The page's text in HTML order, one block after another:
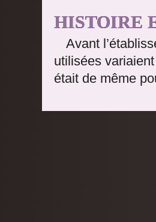
HISTOIRE
Avant
utilisées variaient
était de même